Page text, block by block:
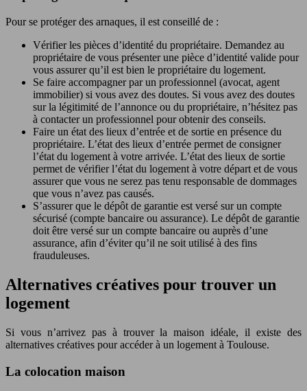
Pour se protéger des arnaques, il est conseillé de :
Vérifier les pièces d’identité du propriétaire. Demandez au
propriétaire de vous présenter une pièce d’identité valide pour
vous assurer qu’il est bien le propriétaire du logement.
Se faire accompagner par un professionnel (avocat, agent
immobilier) si vous avez des doutes. Si vous avez des doutes
sur la légitimité de l’annonce ou du propriétaire, n’hésitez pas
à contacter un professionnel pour obtenir des conseils.
Faire un état des lieux d’entrée et de sortie en présence du
propriétaire. L’état des lieux d’entrée permet de consigner
l’état du logement à votre arrivée. L’état des lieux de sortie
permet de vérifier l’état du logement à votre départ et de vous
assurer que vous ne serez pas tenu responsable de dommages
que vous n’avez pas causés.
S’assurer que le dépôt de garantie est versé sur un compte
sécurisé (compte bancaire ou assurance). Le dépôt de garantie
doit être versé sur un compte bancaire ou auprès d’une
assurance, afin d’éviter qu’il ne soit utilisé à des fins
frauduleuses.
Alternatives créatives pour trouver un
logement
Si vous n’arrivez pas à trouver la maison idéale, il existe des
alternatives créatives pour accéder à un logement à Toulouse.
La colocation maison